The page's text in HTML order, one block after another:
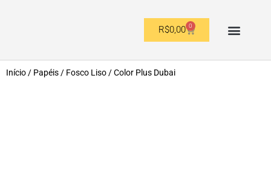
R$0,00 0
Início / Papéis / Fosco Liso / Color Plus Dubai